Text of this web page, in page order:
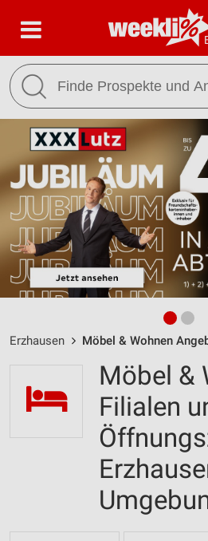
Erzhausen Möbel & Wohnen
Möbel &
Filialen